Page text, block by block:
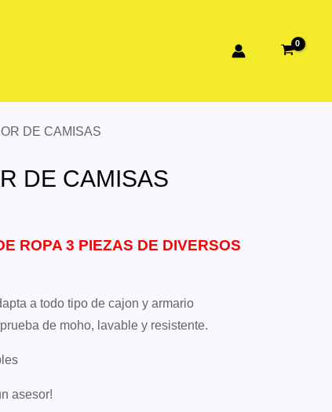
DE CAMISAS
DE CAMISAS
ROPA 3 PIEZAS DE DIVERSOS
a todo tipo de cajon y armario
de moho, lavable y resistente.
asesor!